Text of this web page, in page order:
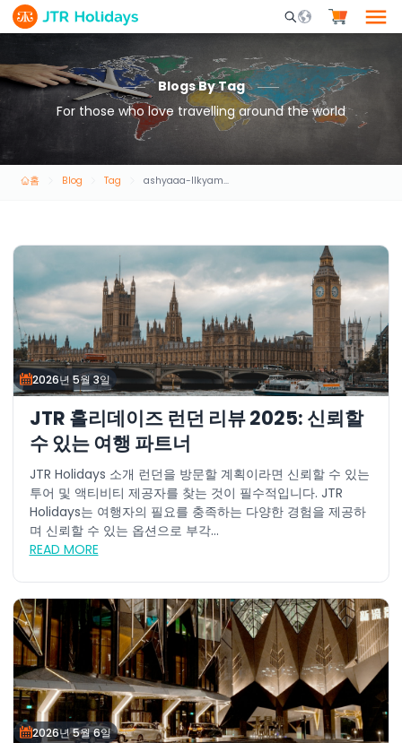
Mobile Search
Blogs By Tag
For those who love travelling around the world
홈 Blog Tag ashyaaa-llkyam-bha-fy-dby
2026년 5월 3일
JTR 홀리데이즈 런던 리뷰 2025: 신뢰할
수 있는 여행 파트너
JTR Holidays 소개 런던을 방문할 계획이라면 신뢰할 수 있는
투어 및 액티비티 제공자를 찾는 것이 필수적입니다. JTR
Holidays는 여행자의 필요를 충족하는 다양한 경험을 제공하
며 신뢰할 수 있는 옵션으로 부각...
READ MORE
2026년 5월 6일